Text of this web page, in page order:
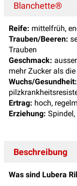
Blanchette®
Reife: mittelfrüh,
Trauben/Beeren:
Trauben
Geschmack:
mehr Zucker als
Wuchs/Gesundheit:
Ertrag: hoch,
Erziehung:
Beschreibung
Was sind Lubera